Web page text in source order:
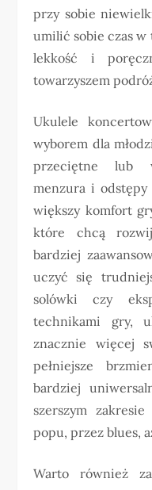
przy sobie
umilić sobie czas w
lekkość i
towarzyszem
Ukulele
wyborem dla
przeciętne lub
menzura i odstępy
większy komfort
które chcą
bardziej
uczyć się
solówki czy
technikami gry,
znacznie więcej
pełniejsze
bardziej
szerszym
popu, przez blues,
Warto również